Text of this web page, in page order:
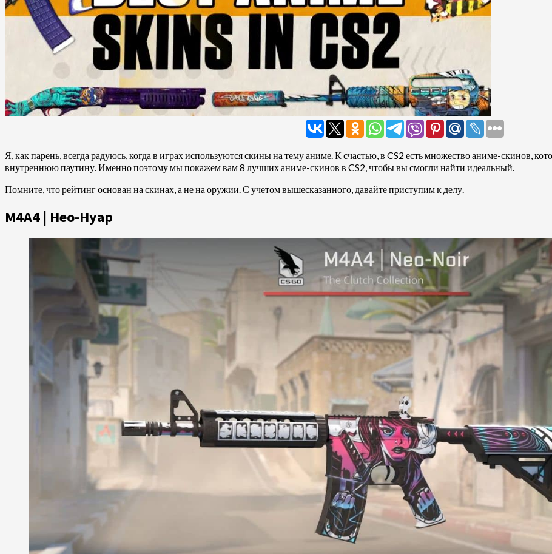
Я, как парень, всегда радуюсь, когда в играх используются скины на тему аниме. К счастью, в CS2 есть множество аниме-скинов,
внутреннюю паутину. Именно поэтому мы покажем вам 8 лучших аниме-скинов в CS2, чтобы вы смогли найти идеальный.
Помните, что рейтинг основан на скинах, а не на оружии. С учетом вышесказанного, давайте приступим к делу.
М4А4 | Нео-Нуар